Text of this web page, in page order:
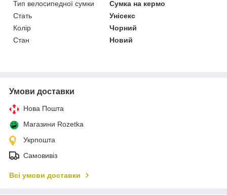
Тип велосипедної сумки
Сумка на кермо
Стать
Унісекс
Колір
Чорний
Стан
Новий
Умови доставки
Нова Пошта
Магазини Rozetka
Укрпошта
Самовивіз
Всі умови доставки